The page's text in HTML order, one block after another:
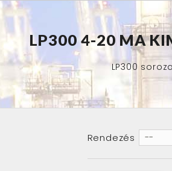
LP300 4-20 MA
LP300
Rendezés --